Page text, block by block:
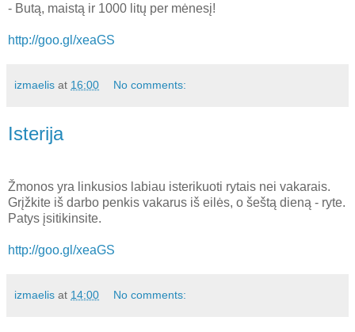
- Butą, maistą ir 1000 litų per mėnesį!
http://goo.gl/xeaGS
izmaelis at 16:00 No comments:
Isterija
Žmonos yra linkusios labiau isterikuoti rytais nei vakarais.
Grįžkite iš darbo penkis vakarus iš eilės, o šeštą dieną - ryte.
Patys įsitikinsite.
http://goo.gl/xeaGS
izmaelis at 14:00 No comments: